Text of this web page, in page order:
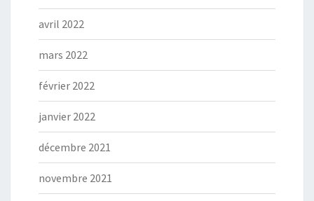
avril 2022
mars 2022
février 2022
janvier 2022
décembre 2021
novembre 2021